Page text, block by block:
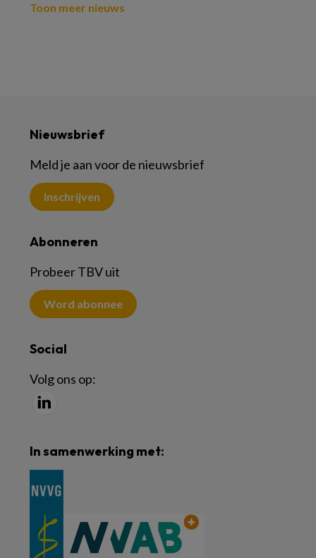
Toon meer nieuws
Nieuwsbrief
Meld je aan voor de nieuwsbrief
Inschrijven
Abonneren
Probeer TBV uit
Word abonnee
Social
Volg ons op:
In samenwerking met: